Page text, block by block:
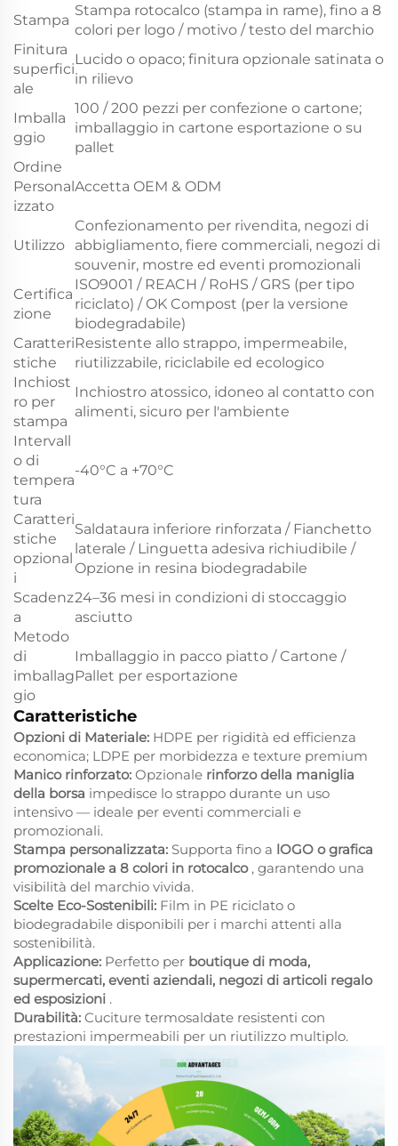
Stampa
Stampa rotocalco (stampa in rame), fino a 8
colori per logo / motivo / testo del marchio
Finitura
superfici
ale
Lucido o opaco; finitura opzionale satinata o
in rilievo
Imballa
ggio
100 / 200 pezzi per confezione o cartone;
imballaggio in cartone esportazione o su
pallet
Ordine
Personal
izzato
Accetta OEM & ODM
Utilizzo
Confezionamento per rivendita, negozi di
abbigliamento, fiere commerciali, negozi di
souvenir, mostre ed eventi promozionali
Certifica
zione
ISO9001 / REACH / RoHS / GRS (per tipo
riciclato) / OK Compost (per la versione
biodegradabile)
Caratteri
stiche
Resistente allo strappo, impermeabile,
riutilizzabile, riciclabile ed ecologico
Inchiost
ro per
stampa
Inchiostro atossico, idoneo al contatto con
alimenti, sicuro per l'ambiente
Intervall
o di
tempera
tura
-40°C a +70°C
Caratteri
stiche
opzional
i
Saldataura inferiore rinforzata / Fianchetto
laterale / Linguetta adesiva richiudibile /
Opzione in resina biodegradabile
Scadenz
a
24–36 mesi in condizioni di stoccaggio
asciutto
Metodo
di
imballag
gio
Imballaggio in pacco piatto / Cartone /
Pallet per esportazione
Caratteristiche
Opzioni di Materiale: HDPE per rigidità ed efficienza
economica; LDPE per morbidezza e texture premium
Manico rinforzato: Opzionale rinforzo della maniglia
della borsa impedisce lo strappo durante un uso
intensivo — ideale per eventi commerciali e
promozionali.
Stampa personalizzata: Supporta fino a lOGO o grafica
promozionale a 8 colori in rotocalco , garantendo una
visibilità del marchio vivida.
Scelte Eco-Sostenibili: Film in PE riciclato o
biodegradabile disponibili per i marchi attenti alla
sostenibilità.
Applicazione: Perfetto per boutique di moda,
supermercati, eventi aziendali, negozi di articoli regalo
ed esposizioni .
Durabilità: Cuciture termosaldate resistenti con
prestazioni impermeabili per un riutilizzo multiplo.